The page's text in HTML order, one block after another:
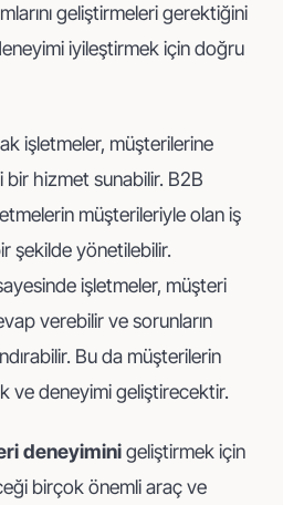
geliştirmeleri gerektiğini
iyileştirmek için doğru
işletmeler, müşterilerine
bir hizmet sunabilir. B2B
müşterileriyle olan iş
şekilde yönetilebilir.
işletmeler, müşteri
verebilir ve sorunların
Bu da müşterilerin
ve deneyimi geliştirecektir.
deneyiminigeliştirmek için
birçok önemli araç ve